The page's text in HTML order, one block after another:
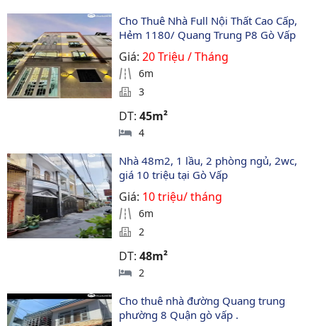
Cho Thuê Nhà Full Nội Thất Cao Cấp,
Hẻm 1180/ Quang Trung P8 Gò Vấp
Giá:20 Triệu / Tháng
6m
3
DT:45m²
4
Nhà 48m2, 1 lầu, 2 phòng ngủ, 2wc,
giá 10 triệu tại Gò Vấp
Giá: 10 triệu/ tháng
6m
2
DT:48m²
2
Cho thuê nhà đường Quang trung
phường 8 Quận gò vấp .